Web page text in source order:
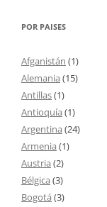
POR PAISES
Afganistán (1)
Alemania (15)
Antillas(1)
Antioquía (1)
Argentina (24)
Armenia (1)
Austria (2)
Bélgica (3)
Bogotá (3)